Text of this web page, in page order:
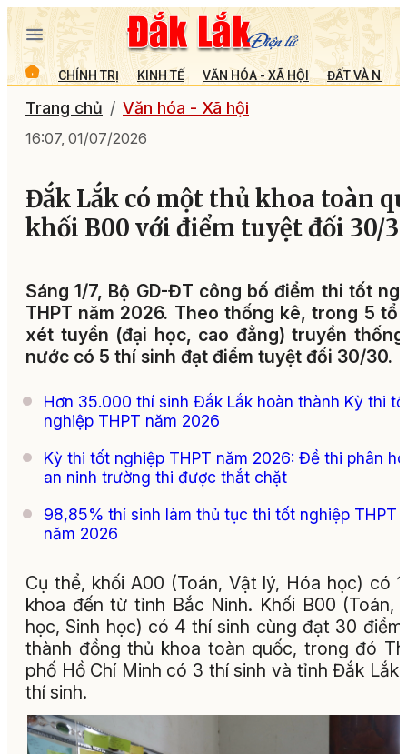
CHÍNH TRỊ KINH TẾ VĂN HÓA - XÃ HỘI ĐẤT VÀ
Trang chủ Văn hóa - Xã hội
16:07, 01/07/2026
Đắk Lắk có một thủ khoa toàn
khối B00 với điểm tuyệt đối 30/
Sáng 1/7, Bộ GD-ĐT công bố điểm thi tốt
THPT năm 2026. Theo thống kê, trong 5 tổ
xét tuyển (đại học, cao đẳng) truyền
nước có 5 thí sinh đạt điểm tuyệt đối 30/30.
Hơn 35.000 thí sinh Đắk Lắk hoàn thành Kỳ thi
nghiệp THPT năm 2026
Kỳ thi tốt nghiệp THPT năm 2026: Đề thi phân
an ninh trường thi được thắt chặt
98,85% thí sinh làm thủ tục thi tốt nghiệp THPT
năm 2026
Cụ thể, khối A00 (Toán, Vật lý, Hóa học) có
khoa đến từ tỉnh Bắc Ninh. Khối B00 (Toán,
học, Sinh học) có 4 thí sinh cùng đạt 30
thành đồng thủ khoa toàn quốc, trong đó
phố Hồ Chí Minh có 3 thí sinh và tỉnh Đắk Lắk
thí sinh.